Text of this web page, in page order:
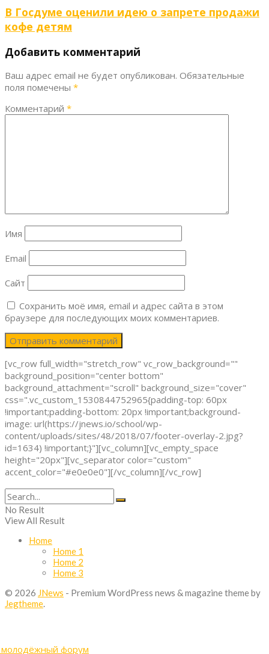
В Госдуме оценили идею о запрете продажи
кофе детям
Добавить комментарий
Ваш адрес email не будет опубликован. Обязательные
поля помечены *
Комментарий *
Имя
Email
Сайт
Сохранить моё имя, email и адрес сайта в этом
браузере для последующих моих комментариев.
[vc_row full_width="stretch_row" vc_row_background=""
background_position="center bottom"
background_attachment="scroll" background_size="cover"
css=".vc_custom_1530844752965{padding-top: 60px
!important;padding-bottom: 20px !important;background-
image: url(https://jnews.io/school/wp-
content/uploads/sites/48/2018/07/footer-overlay-2.jpg?
id=1634) !important;}"][vc_column][vc_empty_space
height="20px"][vc_separator color="custom"
accent_color="#e0e0e0"][/vc_column][/vc_row]
No Result
View All Result
Home
Home 1
Home 2
Home 3
© 2026 JNews - Premium WordPress news & magazine theme by
Jegtheme.
молодёжный форум